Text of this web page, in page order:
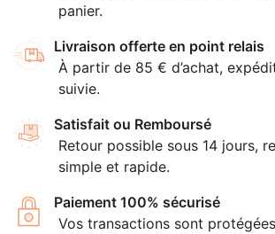
panier.
Livraison offerte en point relais
À partir de 85 € d’achat,
suivie.
Satisfait ou Remboursé
Retour possible sous 14 jours,
simple et rapide.
Paiement 100% sécurisé
Vos transactions sont